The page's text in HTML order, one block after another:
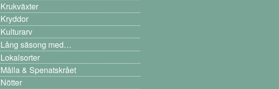
Krukväxter
Kryddor
Kulturarv
Lång säsong med…
Lokalsorter
Målla & Spenatskrået
Nötter